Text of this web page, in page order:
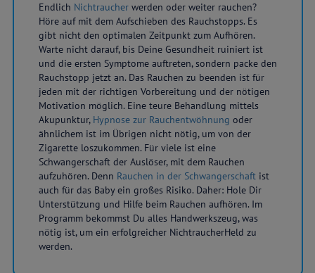
Endlich Nichtraucherwerden oder weiter rauchen?
Höre auf mit dem Aufschieben des Rauchstopps. Es
gibt nicht den optimalen Zeitpunkt zum Aufhören.
Warte nicht darauf, bis Deine Gesundheit ruiniert ist
und die ersten Symptome auftreten, sondern packe den
Rauchstopp jetzt an. Das Rauchen zu beenden ist für
jeden mit der richtigen Vorbereitung und der nötigen
Motivation möglich. Eine teure Behandlung mittels
Akupunktur, Hypnose zur Rauchentwöhnung oder
ähnlichem ist im Übrigen nicht nötig, um von der
Zigarette loszukommen. Für viele ist eine
Schwangerschaft der Auslöser, mit dem Rauchen
aufzuhören. Denn Rauchen in der Schwangerschaftist
auch für das Baby ein großes Risiko. Daher: Hole Dir
Unterstützung und Hilfe beim Rauchen aufhören. Im
Programm bekommst Du alles Handwerkszeug, was
nötig ist, um ein erfolgreicher NichtraucherHeld zu
werden.